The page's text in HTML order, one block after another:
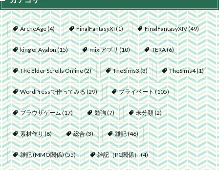
ArcheAge(4) FinalFantasyXI(1) FinalFantasyXIV(49)
king of Avalon(15) mixiアプリ (10) TERA(6)
The Elder Scrolls Online(2) TheSims3(3) TheSims4(1)
WordPressで作ってみる(29) プライベート(105)
ブラウザゲーム(17) 勉強(7) 未分類(2)
素材作り(8) 総合(3) 雑記(46)
雑記 (MMO関係)(55) 雑記（PC関係）(4)